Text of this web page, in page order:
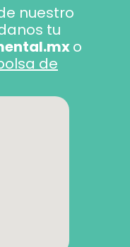
nuestro
tu
o
de